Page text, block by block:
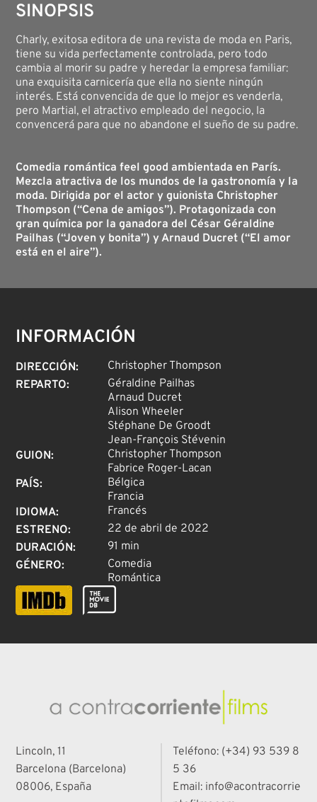
SINOPSIS
Charly, exitosa editora de una revista de moda en Paris,
tiene su vida perfectamente controlada, pero todo
cambia al morir su padre y heredar la empresa familiar:
una exquisita carnicería que ella no siente ningún
interés. Está convencida de que lo mejor es venderla,
pero Martial, el atractivo empleado del negocio, la
convencerá para que no abandone el sueño de su padre.
Comedia romántica feel good ambientada en París.
Mezcla atractiva de los mundos de la gastronomía y la
moda. Dirigida por el actor y guionista Christopher
Thompson (“Cena de amigos”). Protagonizada con
gran química por la ganadora del César Géraldine
Pailhas (“Joven y bonita”) y Arnaud Ducret (“El amor
está en el aire”).
INFORMACIÓN
DIRECCIÓN:
Christopher Thompson
REPARTO:
Géraldine Pailhas
Arnaud Ducret
Alison Wheeler
Stéphane De Groodt
Jean-François Stévenin
GUION:
Christopher Thompson
Fabrice Roger-Lacan
PAÍS:
Bélgica
Francia
IDIOMA:
Francés
ESTRENO:
22 de abril de 2022
DURACIÓN:
91 min
GÉNERO:
Comedia
Romántica
Lincoln, 11
Barcelona (Barcelona)
08006, España
Teléfono: (+34) 93 539 8
5 36
Email: info@acontracorrie